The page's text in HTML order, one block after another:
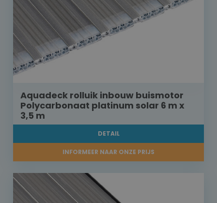
Aquadeck rolluik inbouw buismotor
Polycarbonaat platinum solar 6 m x
3,5 m
DETAIL
INFORMEER NAAR ONZE PRIJS